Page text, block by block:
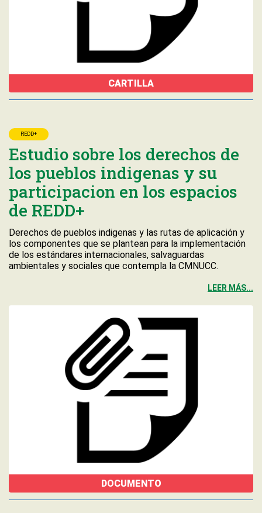
CARTILLA
REDD+
Estudio sobre los derechos de
los pueblos indigenas y su
participacion en los espacios
de REDD+
Derechos de pueblos indigenas y las rutas de aplicación y
los componentes que se plantean para la implementación
de los estándares internacionales, salvaguardas
ambientales y sociales que contempla la CMNUCC.
LEER MÁS...
DOCUMENTO